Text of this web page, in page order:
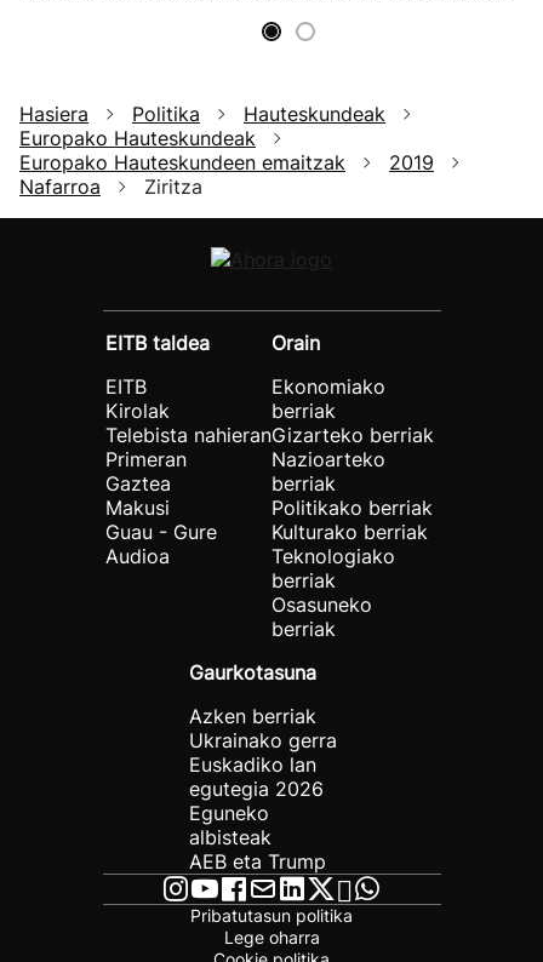
Hasiera Politika
Hauteskundeak
Europako Hauteskundeak
Europako Hauteskundeen emaitzak
2019
Nafarroa
Ziritza
EITB taldea
EITB
Kirolak
Telebista nahieran
Primeran
Gaztea
Makusi
Guau - Gure
Audioa
Orain
Ekonomiako
berriak
Gizarteko berriak
Nazioarteko
berriak
Politikako berriak
Kulturako berriak
Teknologiako
berriak
Osasuneko
berriak
Gaurkotasuna
Azken berriak
Ukrainako gerra
Euskadiko lan
egutegia 2026
Eguneko
albisteak
AEB eta Trump
Pribatutasun politika
Lege oharra